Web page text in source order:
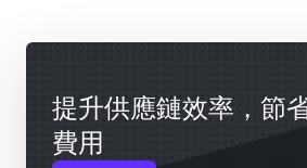
提升供應鏈效率，節
費用